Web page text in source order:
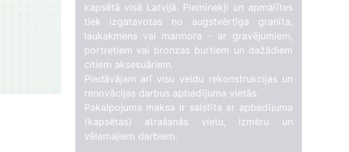
kapsētā visā Latvijā. Pieminekļi un apmalītes
tiek izgatavotas no augstvērtīga granīta,
laukakmens vai marmora - ar gravējumiem,
portretiem vai bronzas burtiem un dažādiem
citiem aksesuāriem.
Piedāvājam arī visu veidu rekonstrukcijas un
renovācijas darbus apbedījuma vietās.
Pakalpojuma maksa ir saistīta ar apbedījuma
(kapsētas) atrašanās vietu, izmēru un
vēlamajiem darbiem.